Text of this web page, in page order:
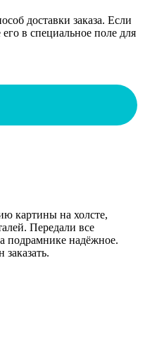
доставки заказа. Если
в специальное поле для
картины на холсте,
Передали все
подрамнике надёжное.